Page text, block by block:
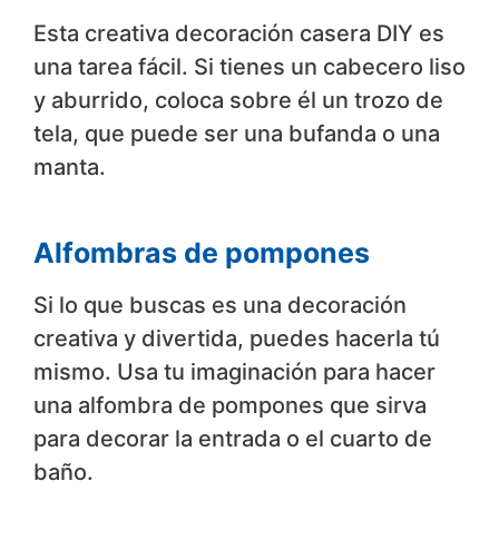
Esta creativa decoración casera DIY es
una tarea fácil. Si tienes un cabecero liso
y aburrido, coloca sobre él un trozo de
tela, que puede ser una bufanda o una
manta.
Alfombras de pompones
Si lo que buscas es una decoración
creativa y divertida, puedes hacerla tú
mismo. Usa tu imaginación para hacer
una alfombra de pompones que sirva
para decorar la entrada o el cuarto de
baño.